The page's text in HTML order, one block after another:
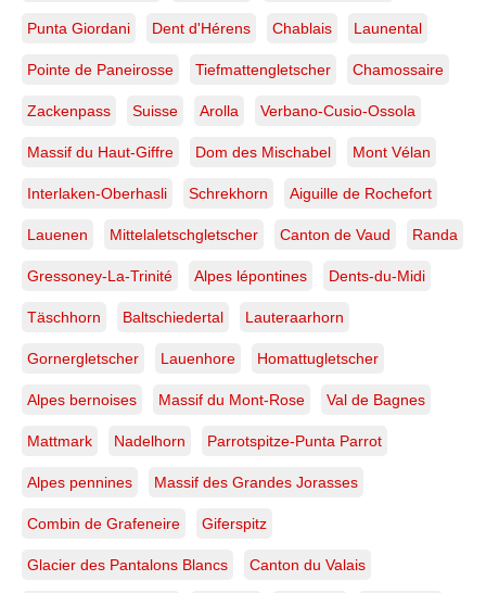
Punta Giordani Dent d'Hérens Chablais Launental
Pointe de Paneirosse Tiefmattengletscher Chamossaire
Zackenpass Suisse Arolla Verbano-Cusio-Ossola
Massif du Haut-Giffre Dom des Mischabel Mont Vélan
Interlaken-Oberhasli Schrekhorn Aiguille de Rochefort
Lauenen Mittelaletschgletscher Canton de Vaud Randa
Gressoney-La-Trinité Alpes lépontines Dents-du-Midi
Täschhorn Baltschiedertal Lauteraarhorn
Gornergletscher Lauenhore Homattugletscher
Alpes bernoises Massif du Mont-Rose Val de Bagnes
Mattmark Nadelhorn Parrotspitze-Punta Parrot
Alpes pennines Massif des Grandes Jorasses
Combin de Grafeneire Giferspitz
Glacier des Pantalons Blancs Canton du Valais